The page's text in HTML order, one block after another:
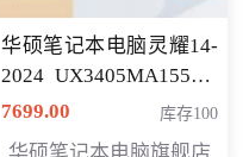
华硕笔记本电脑灵耀14-
2024 UX3405MA155夜
空蓝 oled 智慧轻薄本 会
7699.00 库存100